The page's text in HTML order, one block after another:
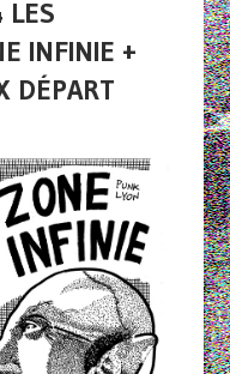
LES
INFINIE +
DÉPART